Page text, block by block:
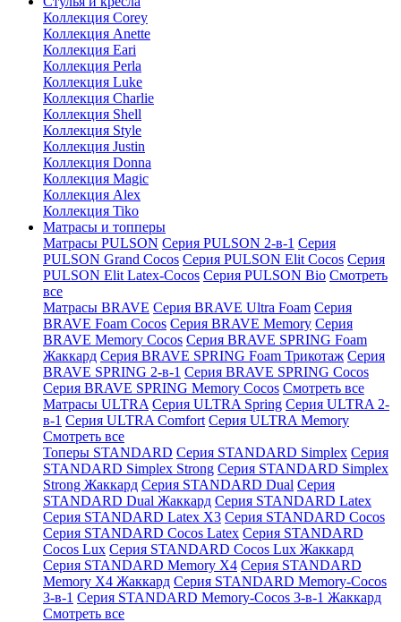
Коллекция Corey
Коллекция Anette
Коллекция Eari
Коллекция Perla
Коллекция Luke
Коллекция Charlie
Коллекция Shell
Коллекция Style
Коллекция Justin
Коллекция Donna
Коллекция Magic
Коллекция Alex
Коллекция Tiko
Матрасы и топперы
Матрасы PULSON Серия PULSON 2-в-1 Серия
PULSON Grand Cocos Серия PULSON Elit Cocos Серия
PULSON Elit Latex-Cocos Серия PULSON Bio Смотреть
все
Матрасы BRAVE Серия BRAVE Ultra Foam Серия
BRAVE Foam Cocos Серия BRAVE Memory Серия
BRAVE Memory Cocos Серия BRAVE SPRING Foam
Жаккард Серия BRAVE SPRING Foam Трикотаж Серия
BRAVE SPRING 2-в-1 Серия BRAVE SPRING Cocos
Серия BRAVE SPRING Memory Cocos Смотреть все
Матрасы ULTRA Серия ULTRA Spring Серия ULTRA 2-
в-1 Серия ULTRA Comfort Серия ULTRA Memory
Смотреть все
Топеры STANDARD Серия STANDARD Simplex Серия
STANDARD Simplex Strong Серия STANDARD Simplex
Strong Жаккард Серия STANDARD Dual Серия
STANDARD Dual Жаккард Серия STANDARD Latex
Серия STANDARD Latex X3 Серия STANDARD Cocos
Серия STANDARD Cocos Latex Серия STANDARD
Cocos Lux Серия STANDARD Cocos Lux Жаккард
Серия STANDARD Memory X4 Серия STANDARD
Memory X4 Жаккард Серия STANDARD Memory-Cocos
3-в-1 Серия STANDARD Memory-Cocos 3-в-1 Жаккард
Смотреть все